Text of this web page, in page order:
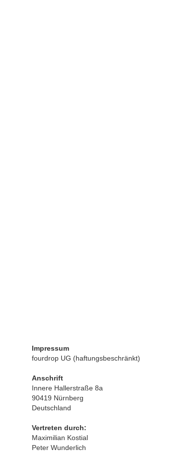
Impressum
fourdrop UG (haftungsbeschränkt)
Anschrift
Innere Hallerstraße 8a
90419 Nürnberg
Deutschland
Vertreten durch:
Maximilian Kostial
Peter Wunderlich